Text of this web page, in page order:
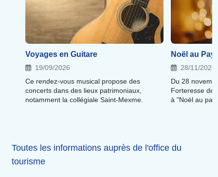
Voyages en Guitare
19/09/2026
Ce rendez-vous musical propose des
concerts dans des lieux patrimoniaux,
notamment la collégiale Saint-Mexme.
Noël au
28/11/2026
Du 28
Forteresse de
à "Noël au
Toutes les informations auprès de l'office du
tourisme